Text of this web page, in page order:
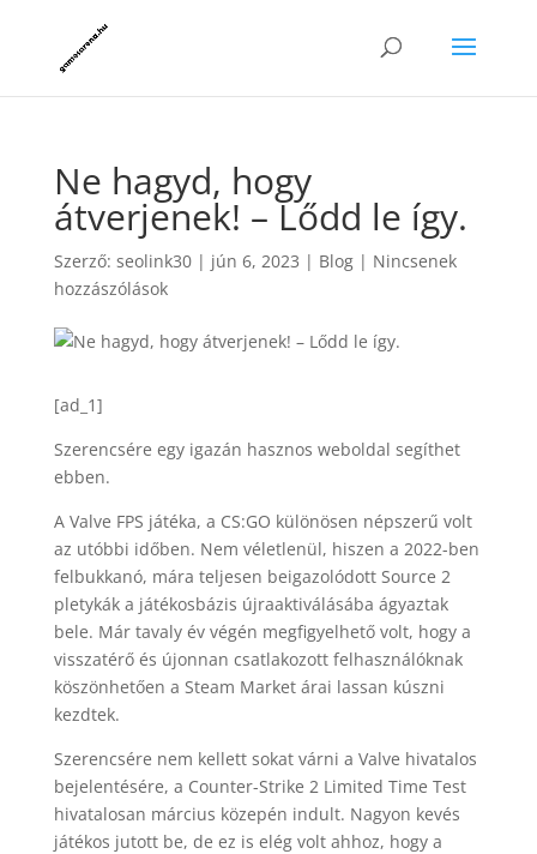
Ne hagyd, hogy
átverjenek! – Lődd le így.
Szerző: seolink30| jún 6, 2023 | Blog| Nincsenek
hozzászólások
[ad_1]
Szerencsére egy igazán hasznos weboldal segíthet
ebben.
A Valve FPS játéka, a CS:GO különösen népszerű volt
az utóbbi időben. Nem véletlenül, hiszen a 2022-ben
felbukkanó, mára teljesen beigazolódott Source 2
pletykák a játékosbázis újraaktiválásába ágyaztak
bele. Már tavaly év végén megfigyelhető volt, hogy a
visszatérő és újonnan csatlakozott felhasználóknak
köszönhetően a Steam Market árai lassan kúszni
kezdtek.
Szerencsére nem kellett sokat várni a Valve hivatalos
bejelentésére, a Counter-Strike 2 Limited Time Test
hivatalosan március közepén indult. Nagyon kevés
játékos jutott be, de ez is elég volt ahhoz, hogy a